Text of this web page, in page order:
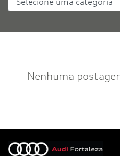
Nenhuma